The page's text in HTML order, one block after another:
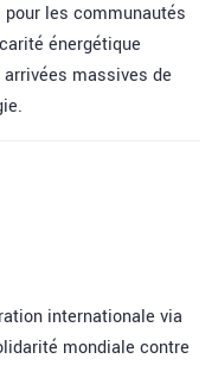
les communautés
énergétique
massives de
internationale via
mondiale contre